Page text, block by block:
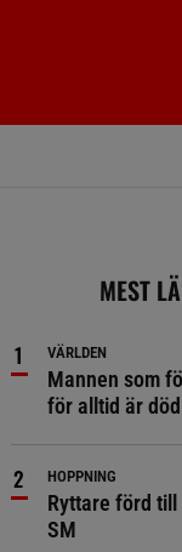
MEST
VÄRLDEN
Mannen som
för alltid är död
HOPPNING
Ryttare förd
SM